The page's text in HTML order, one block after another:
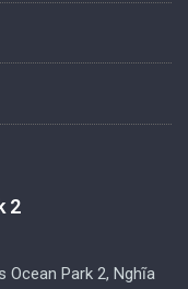
2
Park 2, Nghĩa